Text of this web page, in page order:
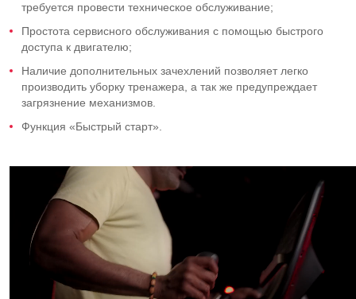
требуется провести техническое обслуживание;
Простота сервисного обслуживания с помощью быстрого
доступа к двигателю;
Наличие дополнительных зачехлений позволяет легко
производить уборку тренажера, а так же предупреждает
загрязнение механизмов.
Функция «Быстрый старт».